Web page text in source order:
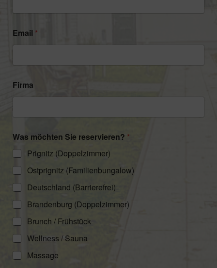
s
T
f
n
Email *
Firma
Was möchten Sie reservieren? *
Prignitz (Doppelzimmer)
Ostprignitz (Familienbungalow)
Deutschland (Barrierefrei)
Brandenburg (Doppelzimmer)
Brunch / Frühstück
Wellness / Sauna
Massage